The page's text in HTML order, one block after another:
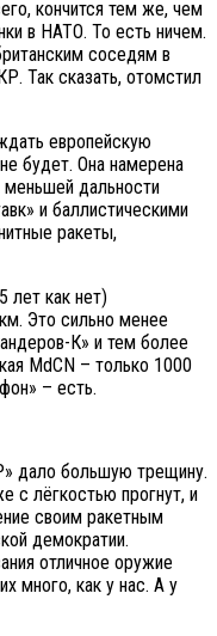
кончится тем же, чем
в НАТО. То есть ничем.
соседям в
Так сказать, отомстил
европейскую
будет. Она намерена
дальности
и баллистическими
ракеты,
лет как нет)
Это сильно менее
К» и тем более
MdCN – только 1000
– есть.
дало большую трещину.
с лёгкостью прогнут, и
своим ракетным
демократии.
отличное оружие
много, как у нас. А у